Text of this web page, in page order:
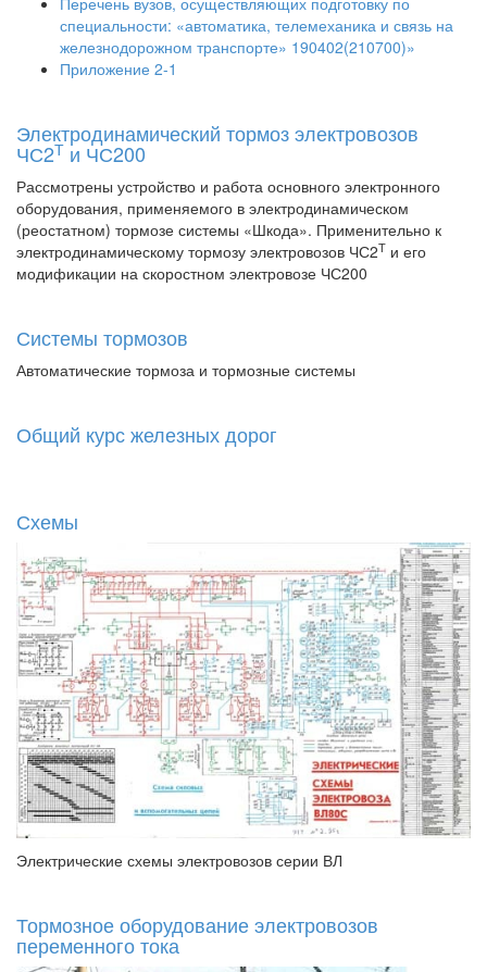
специальности: «автоматика, телемеханика и связь на
железнодорожном транспорте» 190402(210700)»
Приложение 2-1
Электродинамический тормоз электровозов
ЧС2Т и ЧС200
Рассмотрены устройство и работа основного электронного
оборудования, применяемого в электродинамическом
(реостатном) тормозе системы «Шкода». Применительно к
электродинамическому тормозу электровозов ЧС2Т и его
модификации на скоростном электровозе ЧС200
Системы тормозов
Автоматические тормоза и тормозные системы
Общий курс железных дорог
Схемы
Электрические схемы электровозов серии ВЛ
Тормозное оборудование электровозов
переменного тока